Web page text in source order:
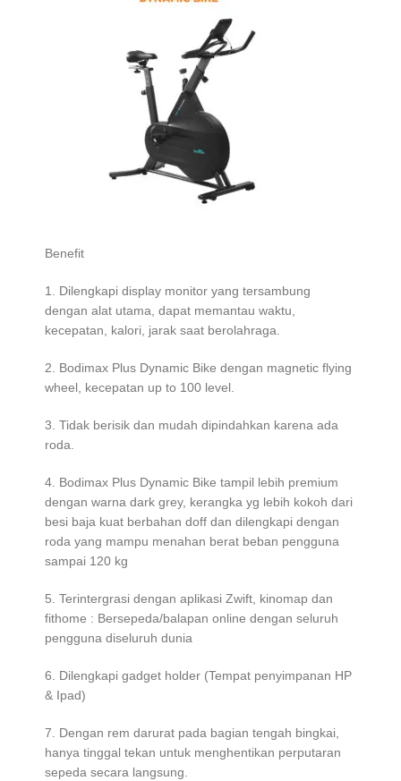
Benefit
1. Dilengkapi display monitor yang tersambung
dengan alat utama, dapat memantau waktu,
kecepatan, kalori, jarak saat berolahraga.
2. Bodimax Plus Dynamic Bike dengan magnetic flying
wheel, kecepatan up to 100 level.
3. Tidak berisik dan mudah dipindahkan karena ada
roda.
4. Bodimax Plus Dynamic Bike tampil lebih premium
dengan warna dark grey, kerangka yg lebih kokoh dari
besi baja kuat berbahan doff dan dilengkapi dengan
roda yang mampu menahan berat beban pengguna
sampai 120 kg
5. Terintergrasi dengan aplikasi Zwift, kinomap dan
fithome : Bersepeda/balapan online dengan seluruh
pengguna diseluruh dunia
6. Dilengkapi gadget holder (Tempat penyimpanan HP
& Ipad)
7. Dengan rem darurat pada bagian tengah bingkai,
hanya tinggal tekan untuk menghentikan perputaran
sepeda secara langsung.